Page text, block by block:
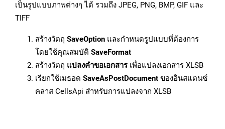
เป็นรูปแบบภาพต่างๆ ได้ รวมถึง JPEG, PNG, BMP, GIF และ
TIFF
สร้างวัตถุ SaveOption และกำหนดรูปแบบที่ต้องการ
โดยใช้คุณสมบัติ SaveFormat
สร้างวัตถุ แปลงคำขอเอกสารเพื่อแปลงเอกสาร XLSB
เรียกใช้เมธอด SaveAsPostDocument ของอินสแตนซ์
คลาส CellsApi สำหรับการแปลงจาก XLSB